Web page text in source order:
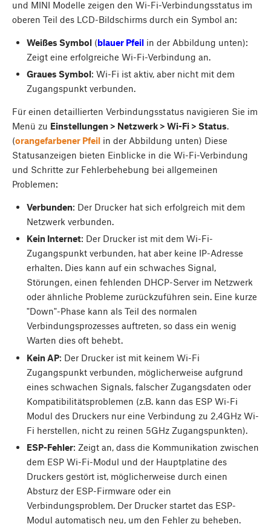
und MINI Modelle zeigen den Wi-Fi-Verbindungsstatus im
oberen Teil des LCD-Bildschirms durch ein Symbol an:
Weißes Symbol(blauer Pfeilin der Abbildung unten):
Zeigt eine erfolgreiche Wi-Fi-Verbindung an.
Graues Symbol: Wi-Fi ist aktiv, aber nicht mit dem
Zugangspunkt verbunden.
Für einen detaillierten Verbindungsstatus navigieren Sie im
Menü zu Einstellungen > Netzwerk > Wi-Fi > Status.
(orangefarbener Pfeil in der Abbildung unten) Diese
Statusanzeigen bieten Einblicke in die Wi-Fi-Verbindung
und Schritte zur Fehlerbehebung bei allgemeinen
Problemen:
Verbunden: Der Drucker hat sich erfolgreich mit dem
Netzwerk verbunden.
Kein Internet: Der Drucker ist mit dem Wi-Fi-
Zugangspunkt verbunden, hat aber keine IP-Adresse
erhalten. Dies kann auf ein schwaches Signal,
Störungen, einen fehlenden DHCP-Server im Netzwerk
oder ähnliche Probleme zurückzuführen sein. Eine kurze
"Down"-Phase kann als Teil des normalen
Verbindungsprozesses auftreten, so dass ein wenig
Warten dies oft behebt.
Kein AP: Der Drucker ist mit keinem Wi-Fi
Zugangspunkt verbunden, möglicherweise aufgrund
eines schwachen Signals, falscher Zugangsdaten oder
Kompatibilitätsproblemen (z.B. kann das ESP Wi-Fi
Modul des Druckers nur eine Verbindung zu 2,4GHz Wi-
Fi herstellen, nicht zu reinen 5GHz Zugangspunkten).
ESP-Fehler: Zeigt an, dass die Kommunikation zwischen
dem ESP Wi-Fi-Modul und der Hauptplatine des
Druckers gestört ist, möglicherweise durch einen
Absturz der ESP-Firmware oder ein
Verbindungsproblem. Der Drucker startet das ESP-
Modul automatisch neu, um den Fehler zu beheben.